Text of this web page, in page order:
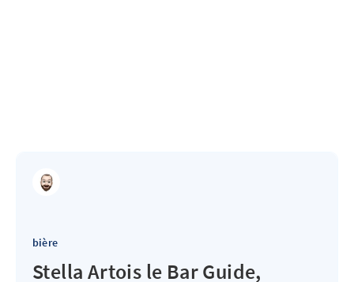
bière
Stella Artois le Bar Guide,